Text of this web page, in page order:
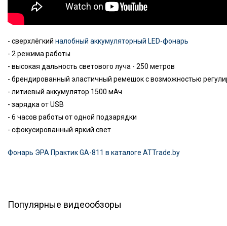
- сверхлёгкий налобный аккумуляторный LED-фонарь
- 2 режима работы
- высокая дальность светового луча - 250 метров
- брендированный эластичный ремешок с возможностью
- литиевый аккумулятор 1500 мАч
- зарядка от USB
- 6 часов работы от одной подзарядки
- сфокусированный яркий свет
Фонарь ЭРА Практик GA-811 в каталоге ATTrade.by
Популярные видеообзоры